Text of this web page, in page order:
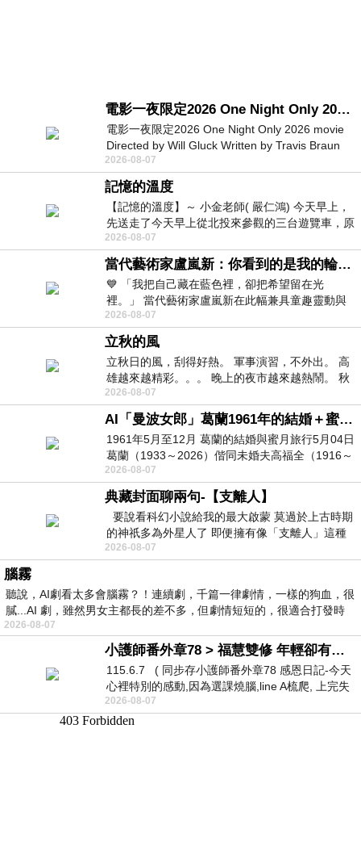
電影一夜限定2026 One Night Only 2026 movie
電影一夜限定2026 One Night Only 2026 movie
Directed by Will Gluck Written by Travis Braun
Starring Monica Barbaro
2026-08-07
記憶的溫度
【記憶的溫度】～ 小金老師( 嚴仁鴻) 今天早上，
先送走了今天早上從北投來參觀的三台遊覽車，原
以為展場已經差不多要安靜下來，卻發
2026-08-07
當代藝術家盧嵐新：你看到的是我的輪廓，還是你的故事？——藏在藍色裡的希望與光
💙 「我把自己藏在藍色裡，卻把希望留在光
裡。」 當代藝術家盧嵐新在此幅兼具童趣靈動與
抽象韻味的新作中，用湛藍的羽翼般色塊包覆著
2026-08-07
立秋的風
立秋日的風，刮得好熱。 軍事演習，不外出。 高
雄越來越精彩。。。 晚上的夜市越來越熱鬧。 秋
天的風刮得很熱 夜遊消暑熱。。。
2026-08-07
AI「曼波女郎」葛蘭1961年的結婚＋蜜月旅行 #戀上老電影 #葛蘭 #粟子
1961年5月至12月 葛蘭的結婚與蜜月旅行5月04日
葛蘭（1933～2026）偕同未婚夫高福全（1916～
2004）乘郵輪赴倫敦6月15日於英國倫敦St.S
2026-08-07
典藏封面聊兩句-【支離人】
要說看科幻小說給我的最大啟蒙 莫過於上古時期
的神祇多為外星人了 即便擁有像「支離人」這種
驚世駭俗的神通法門 也未必讀
2026-08-07
腦霧
聽說，AI劇看太多會腦霧？！連續劇，千篇一律劇情，一樣的狗血，很
膩...AI 劇，雖然男女主都長的差不多，但劇情短短的，很適合打發時
2026-08-07
小護師番外章78 > 福慧雙修 年輕卻有個老靈魂 ㄑ金剛經〉podcast
115.6.7 ( 同步存小護師番外章78 感恩日記-今天
心裡特別的感動,因為選課燒腦,line A梳爬, 上完失
智課的她,特來傾
2026-08-07